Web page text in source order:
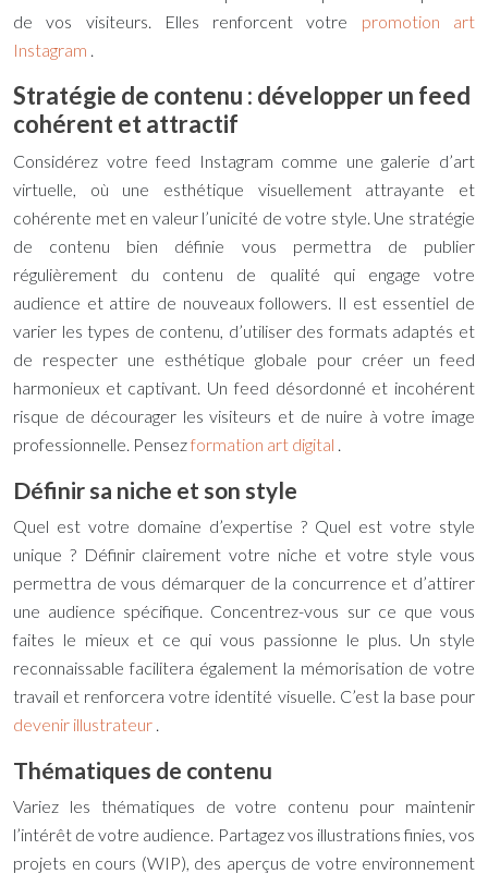
de vos visiteurs. Elles renforcent votre promotion art
Instagram .
Stratégie de contenu : développer un feed
cohérent et attractif
Considérez votre feed Instagram comme une galerie d’art
virtuelle, où une esthétique visuellement attrayante et
cohérente met en valeur l’unicité de votre style. Une stratégie
de contenu bien définie vous permettra de publier
régulièrement du contenu de qualité qui engage votre
audience et attire de nouveaux followers. Il est essentiel de
varier les types de contenu, d’utiliser des formats adaptés et
de respecter une esthétique globale pour créer un feed
harmonieux et captivant. Un feed désordonné et incohérent
risque de décourager les visiteurs et de nuire à votre image
professionnelle. Pensezformation art digital .
Définir sa niche et son style
Quel est votre domaine d’expertise ? Quel est votre style
unique ? Définir clairement votre niche et votre style vous
permettra de vous démarquer de la concurrence et d’attirer
une audience spécifique. Concentrez-vous sur ce que vous
faites le mieux et ce qui vous passionne le plus. Un style
reconnaissable facilitera également la mémorisation de votre
travail et renforcera votre identité visuelle. C’est la base pour
devenir illustrateur .
Thématiques de contenu
Variez les thématiques de votre contenu pour maintenir
l’intérêt de votre audience. Partagez vos illustrations finies, vos
projets en cours (WIP), des aperçus de votre environnement